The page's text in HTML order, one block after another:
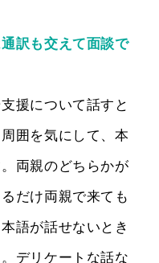
訳も交えて面談で
援について話すと
囲を気にして、本
両親のどちらかが
だけ両親で来ても
語が話せないとき
デリケートな話な